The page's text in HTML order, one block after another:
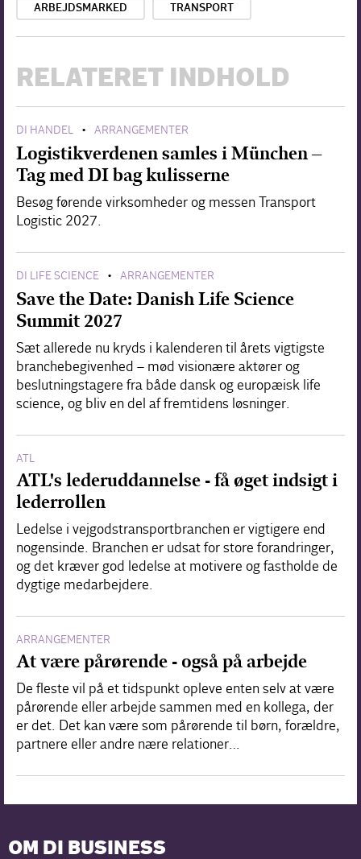
ARBEJDSMARKED TRANSPORT
RELATERET INDHOLD
DI HANDEL • ARRANGEMENTER
Logistikverdenen samles i München –
Tag med DI bag kulisserne
Besøg førende virksomheder og messen Transport
Logistic 2027.
DI LIFE SCIENCE • ARRANGEMENTER
Save the Date: Danish Life Science
Summit 2027
Sæt allerede nu kryds i kalenderen til årets vigtigste
branchebegivenhed – mød visionære aktører og
beslutningstagere fra både dansk og europæisk life
science, og bliv en del af fremtidens løsninger.
ATL
ATL's lederuddannelse - få øget indsigt i
lederrollen
Ledelse i vejgodstransportbranchen er vigtigere end
nogensinde. Branchen er udsat for store forandringer,
og det kræver god ledelse at motivere og fastholde de
dygtige medarbejdere.
ARRANGEMENTER
At være pårørende - også på arbejde
De fleste vil på et tidspunkt opleve enten selv at være
pårørende eller arbejde sammen med en kollega, der
er det. Det kan være som pårørende til børn, forældre,
partnere eller andre nære relationer…
OM DI BUSINESS